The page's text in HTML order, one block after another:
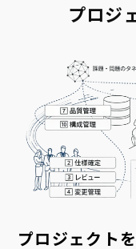
プロジ
プロジェクト